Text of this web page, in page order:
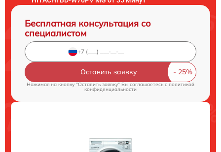
Бесплатная консультация со
специалистом
Оставить заявку
Нажимая на кнопку "Оставить заявку" Вы соглашаетесь cполитикой
конфиденциальности